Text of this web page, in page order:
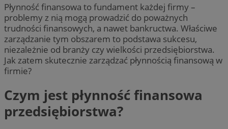
Płynność finansowa to fundament każdej firmy –
problemy z nią mogą prowadzić do poważnych
trudności finansowych, a nawet bankructwa. Właściwe
zarządzanie tym obszarem to podstawa sukcesu,
niezależnie od branży czy wielkości przedsiębiorstwa.
Jak zatem skutecznie zarządzać płynnością finansową w
firmie?
Czym jest płynność finansowa
przedsiębiorstwa?